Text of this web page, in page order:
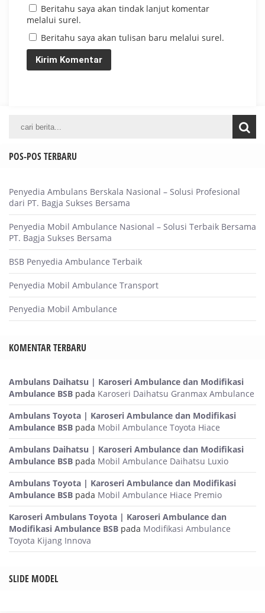
Beritahu saya akan tindak lanjut komentar
melalui surel.
Beritahu saya akan tulisan baru melalui surel.
POS-POS TERBARU
Penyedia Ambulans Berskala Nasional – Solusi Profesional
dari PT. Bagja Sukses Bersama
Penyedia Mobil Ambulance Nasional – Solusi Terbaik Bersama
PT. Bagja Sukses Bersama
BSB Penyedia Ambulance Terbaik
Penyedia Mobil Ambulance Transport
Penyedia Mobil Ambulance
KOMENTAR TERBARU
Ambulans Daihatsu | Karoseri Ambulance dan Modifikasi
Ambulance BSB pada Karoseri Daihatsu Granmax Ambulance
Ambulans Toyota | Karoseri Ambulance dan Modifikasi
Ambulance BSB pada Mobil Ambulance Toyota Hiace
Ambulans Daihatsu | Karoseri Ambulance dan Modifikasi
Ambulance BSB pada Mobil Ambulance Daihatsu Luxio
Ambulans Toyota | Karoseri Ambulance dan Modifikasi
Ambulance BSB pada Mobil Ambulance Hiace Premio
Karoseri Ambulans Toyota | Karoseri Ambulance dan
Modifikasi Ambulance BSB pada Modifikasi Ambulance
Toyota Kijang Innova
SLIDE MODEL